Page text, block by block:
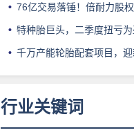
76亿交易落锤！倍耐力股权格
特种胎巨头，二季度扭亏为
千万产能轮胎配套项目，
行业关键词